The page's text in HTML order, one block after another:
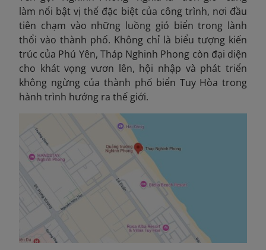
làm nổi bật vị thế đặc biệt của công trình, nơi đầu
tiên chạm vào những luồng gió biển trong lành
thổi vào thành phố. Không chỉ là biểu tượng kiến
trúc của Phú Yên, Tháp Nghinh Phong còn đại diện
cho khát vọng vươn lên, hội nhập và phát triển
không ngừng của thành phố biển Tuy Hòa trong
hành trình hướng ra thế giới.